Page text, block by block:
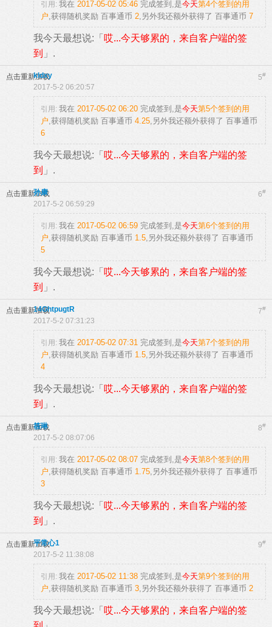
引用: 我在 2017-05-02 05:46 完成签到,是今天第4个签到的用
户,获得随机奖励 百事通币 2,另外我还额外获得了 百事通币 7
我今天最想说:「 哎...今天够累的，来自客户端的签
到 」.
点击重新加载 5#
kldxy
2017-5-2 06:20:57
引用: 我在 2017-05-02 06:20 完成签到,是今天第5个签到的用
户,获得随机奖励 百事通币 4.25,另外我还额外获得了 百事通币
6
我今天最想说:「 哎...今天够累的，来自客户端的签
到 」.
点击重新加载 6#
孙康
2017-5-2 06:59:29
引用: 我在 2017-05-02 06:59 完成签到,是今天第6个签到的用
户,获得随机奖励 百事通币 1.5,另外我还额外获得了 百事通币
5
我今天最想说:「 哎...今天够累的，来自客户端的签
到 」.
点击重新加载 7#
14GhtpugtR
2017-5-2 07:31:23
引用: 我在 2017-05-02 07:31 完成签到,是今天第7个签到的用
户,获得随机奖励 百事通币 1.5,另外我还额外获得了 百事通币
4
我今天最想说:「 哎...今天够累的，来自客户端的签
到 」.
点击重新加载 8#
筱琳
2017-5-2 08:07:06
引用: 我在 2017-05-02 08:07 完成签到,是今天第8个签到的用
户,获得随机奖励 百事通币 1.75,另外我还额外获得了 百事通币
3
我今天最想说:「 哎...今天够累的，来自客户端的签
到 」.
点击重新加载 9#
平常心1
2017-5-2 11:38:08
引用: 我在 2017-05-02 11:38 完成签到,是今天第9个签到的用
户,获得随机奖励 百事通币 3,另外我还额外获得了 百事通币 2
我今天最想说:「 哎...今天够累的，来自客户端的签